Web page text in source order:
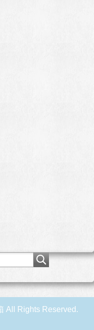
All Rights Reserved.